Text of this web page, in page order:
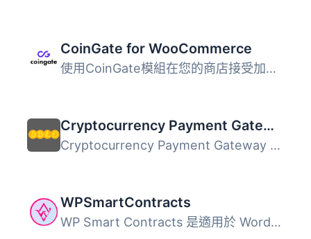
CoinGate for WooCommerce
使用CoinGate模組在您的商店接受加密貨幣付款 - 完全自動化的...
Cryptocurrency Payment Gateway
Cryptocurrency Payment Gateway 外掛專為加密貨幣交易設計，...
WPSmartContracts
WP Smart Contracts 是適用於 WordPress 的區塊鏈技術。您可...